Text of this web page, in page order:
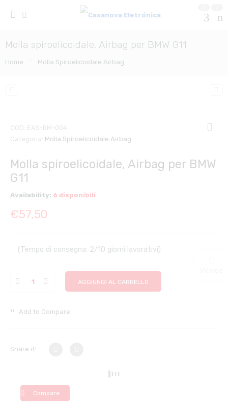
Molla spiroelicoidale, Airbag per BMW G11
Home Molla Spiroelicoidale Airbag
COD: EAS-BM-004
Categoria: Molla Spiroelicoidale Airbag
Molla spiroelicoidale, Airbag per BMW
G11
Availability: 6 disponibili
€57,50
(Tempo di consegna: 2/10 giorni lavorativi)
AGGIUNGI AL CARRELLO
Add to Compare
Share it:
Compare